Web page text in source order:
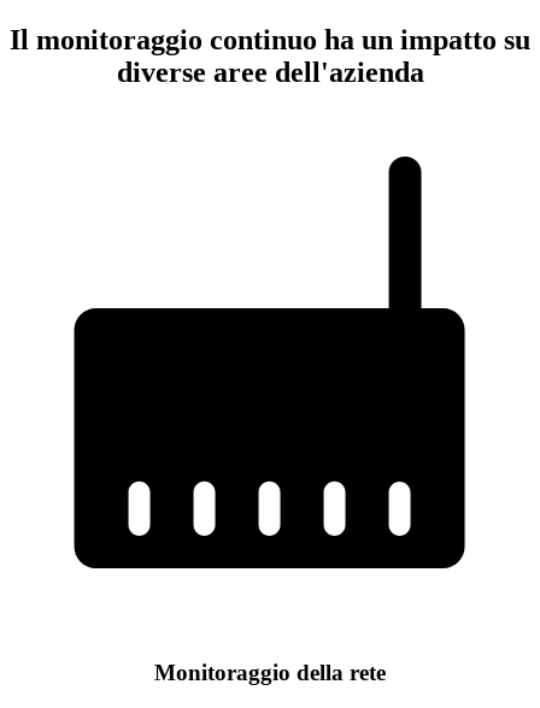
Il monitoraggio continuo ha un impatto su
diverse aree dell'azienda
Monitoraggio della rete